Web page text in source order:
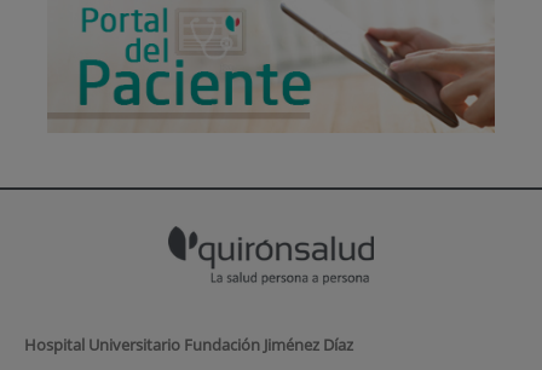
Hospital Universitario Fundación Jiménez Díaz